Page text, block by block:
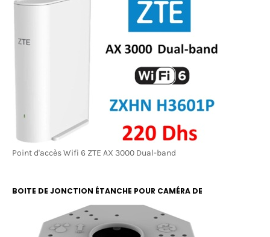
Point d'accès Wifi 6 ZTE AX 3000 Dual-band
BOITE DE JONCTION ÉTANCHE POUR CAMÉRA DE
SURVEILLANCE RBOX 13X13